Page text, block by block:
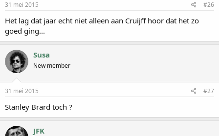
31 mei 2015 #26
Het lag dat jaar echt niet alleen aan Cruijff hoor dat het zo
goed ging...
Susa
New member
31 mei 2015 #27
Stanley Brard toch ?
JFK